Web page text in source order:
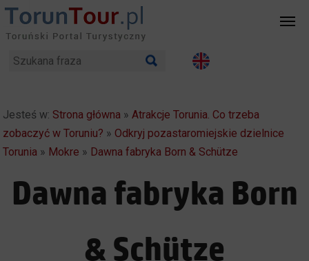
Jesteś w: Strona główna »Atrakcje Torunia. Co trzeba
zobaczyć w Toruniu? » Odkryj pozastaromiejskie dzielnice
Torunia » Mokre » Dawna fabryka Born & Schütze
Dawna fabryka Born
& Schütze